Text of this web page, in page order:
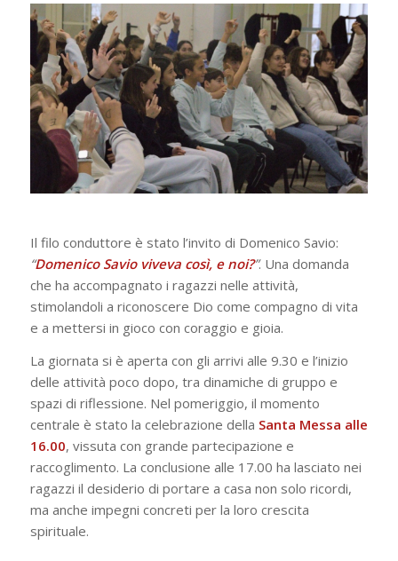
Il filo conduttore è stato l’invito di Domenico Savio:
“Domenico Savio viveva così, e noi?”. Una domanda
che ha accompagnato i ragazzi nelle attività,
stimolandoli a riconoscere Dio come compagno di vita
e a mettersi in gioco con coraggio e gioia.
La giornata si è aperta con gli arrivi alle 9.30 e l’inizio
delle attività poco dopo, tra dinamiche di gruppo e
spazi di riflessione. Nel pomeriggio, il momento
centrale è stato la celebrazione della Santa Messa alle
16.00, vissuta con grande partecipazione e
raccoglimento. La conclusione alle 17.00 ha lasciato nei
ragazzi il desiderio di portare a casa non solo ricordi,
ma anche impegni concreti per la loro crescita
spirituale.